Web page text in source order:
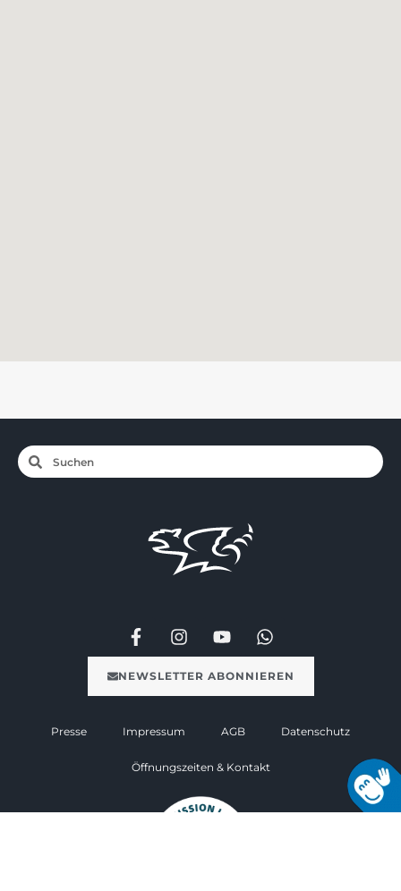
NEWSLETTER ABONNIEREN
Presse Impressum AGB Datenschutz
Öffnungszeiten & Kontakt